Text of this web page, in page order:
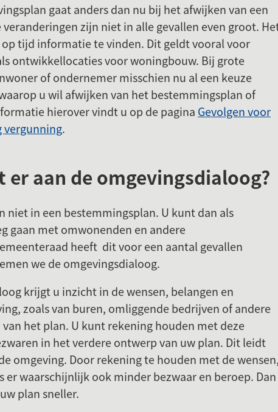
gaat anders dan nu bij het afwijken van een
zijn niet in alle gevallen even groot.
tijd informatie te vinden. Dit geldt vooral voor
ontwikkellocaties voor woningbouw. Bij grote
of ondernemer misschien nu al een keuze
u wil afwijken van het bestemmingsplan of
hierover vindt u op de pagina Gevolgen voor
vergunning.
er aan de omgevingsdialoog?
niet in een bestemmingsplan. U kunt dan als
gaan met omwonenden en andere
heeft dit voor een aantal gevallen
we de omgevingsdialoog.
krijgt u inzicht in de wensen, belangen en
zoals van buren, omliggende bedrijven of andere
het plan. U kunt rekening houden met deze
in het verdere ontwerp van uw plan. Dit leidt
omgeving. Door rekening te houden met de
er waarschijnlijk ook minder bezwaar en beroep. Dan
plan sneller.